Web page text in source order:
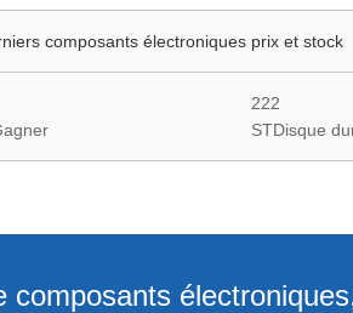
composants électroniques prix et stock
222
STDisque